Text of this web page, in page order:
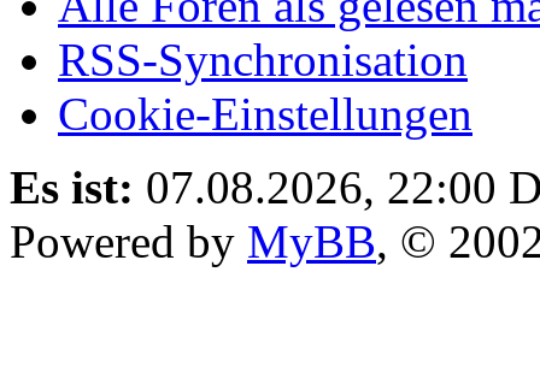
RSS-Synchronisation
Cookie-Einstellungen
Es ist: 07.08.2026, 22:00
Powered by MyBB, ©